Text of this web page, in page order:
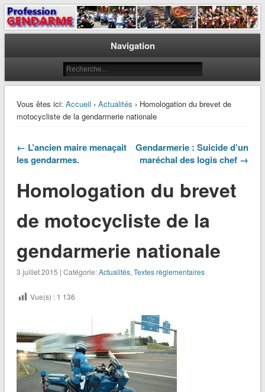
Profession Gendarme
Le journal des gendarmes
Navigation
Vous êtes ici: Accueil › Actualités › Homologation du brevet de
motocycliste de la gendarmerie nationale
← L’ancien maire menaçait
les gendarmes.
Gendarmerie : Suicide d’un
maréchal des logis chef →
Homologation du brevet
de motocycliste de la
gendarmerie nationale
3 juillet 2015 | Catégorie:Actualités, Textes règlementaires
Vue(s) : 1 136